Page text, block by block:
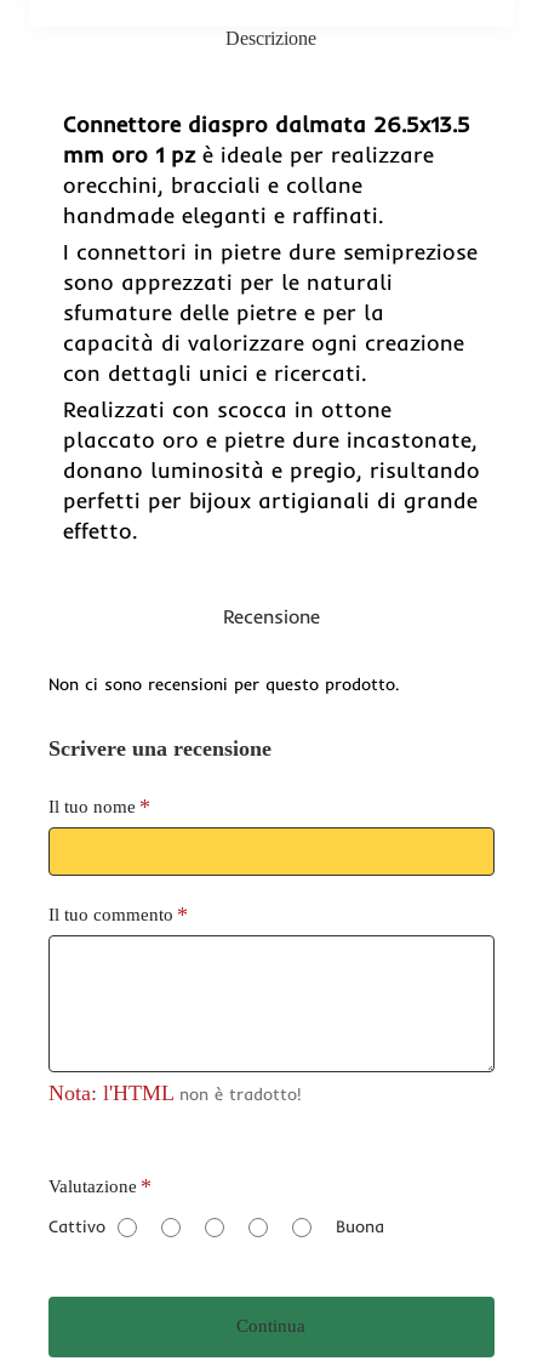
Descrizione
Connettore diaspro dalmata 26.5x13.5
mm oro 1 pzè ideale per realizzare
orecchini, bracciali e collane
handmade eleganti e raffinati.
I connettori in pietre dure semipreziose
sono apprezzati per le naturali
sfumature delle pietre e per la
capacità di valorizzare ogni creazione
con dettagli unici e ricercati.
Realizzati con scocca in ottone
placcato oro e pietre dure incastonate,
donano luminosità e pregio, risultando
perfetti per bijoux artigianali di grande
effetto.
Recensione
Non ci sono recensioni per questo prodotto.
Scrivere una recensione
Il tuo nome
Il tuo commento
Nota: l'HTML non è tradotto!
V
l
t
Valutazione
Cattivo Buona
Continua